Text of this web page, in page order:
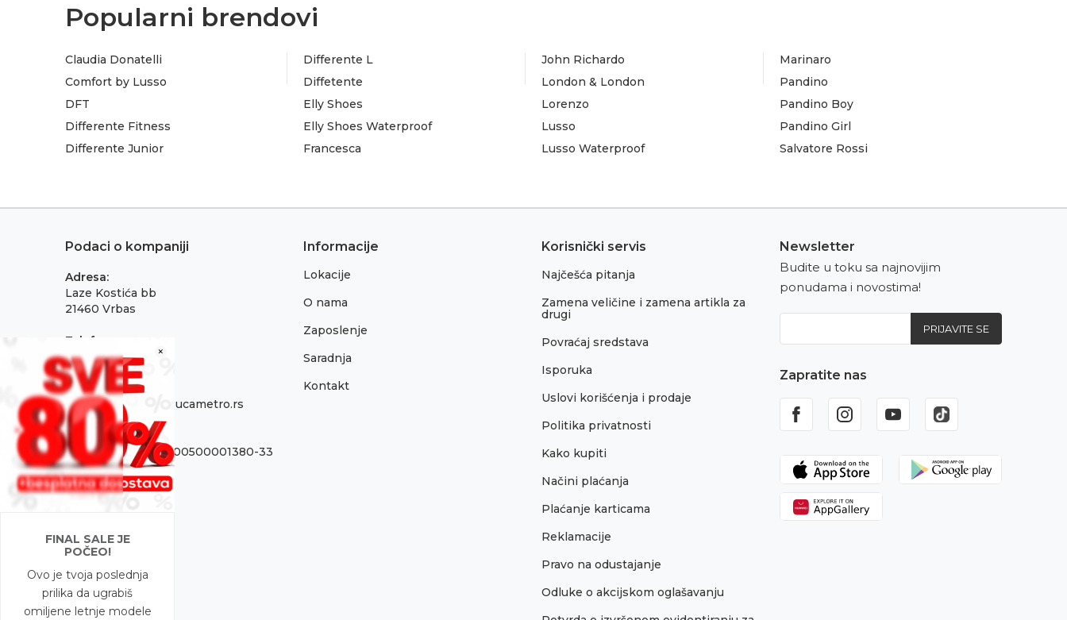
×
FINAL SALE JE
POČEO!
Ovo je tvoja poslednja
prilika da ugrabiš
omiljene letnje modele
Popularni brendovi
Claudia Donatelli
Comfort by Lusso
DFT
Differente Fitness
Differente Junior
Differente L
Diffetente
Elly Shoes
Elly Shoes Waterproof
Francesca
John Richardo
London & London
Lorenzo
Lusso
Lusso Waterproof
Marinaro
Pandino
Pandino Boy
Pandino Girl
Salvatore Rossi
Podaci o kompaniji
Adresa:
Laze Kostića bb
21460 Vrbas
Telefon:
021 795 3001
Email:
onlinepodrska@obucametro.rs
Račun:
OTP Banka 325-9500500001380-33
PIB:
100637224
08698856
Informacije
Lokacije
O nama
Zaposlenje
Saradnja
Kontakt
Korisnički servis
Najčešća pitanja
Zamena veličine i zamena artikla za
drugi
Povraćaj sredstava
Isporuka
Uslovi korišćenja i prodaje
Politika privatnosti
Kako kupiti
Načini plaćanja
Plaćanje karticama
Reklamacije
Pravo na odustajanje
Odluke o akcijskom oglašavanju
Newsletter
Budite u toku sa najnovijim
ponudama i novostima!
PRIJAVITE SE
Zapratite nas